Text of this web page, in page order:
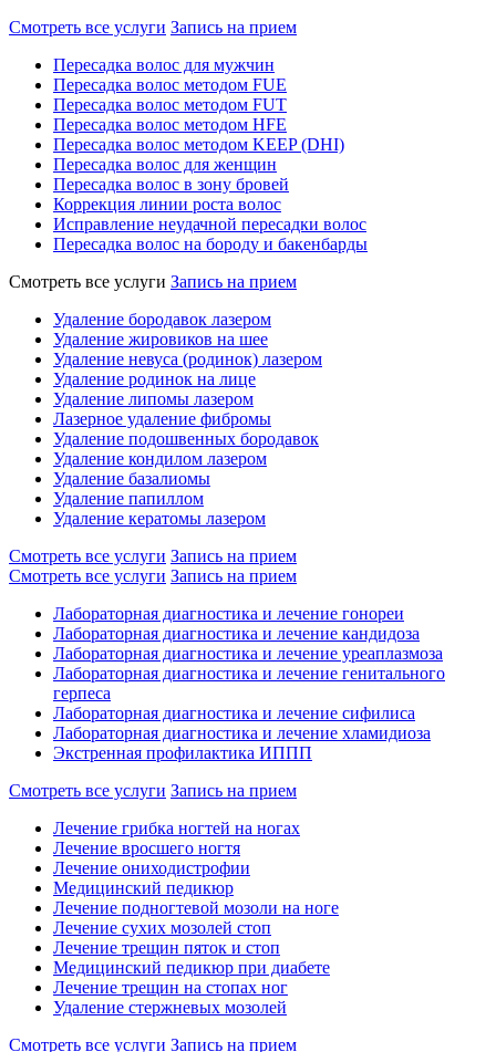
Смотреть все услуги Запись на прием
Пересадка волос для мужчин
Пересадка волос методом FUE
Пересадка волос методом FUT
Пересадка волос методом HFE
Пересадка волос методом KEEP (DHI)
Пересадка волос для женщин
Пересадка волос в зону бровей
Коррекция линии роста волос
Исправление неудачной пересадки волос
Пересадка волос на бороду и бакенбарды
Смотреть все услуги Запись на прием
Удаление бородавок лазером
Удаление жировиков на шее
Удаление невуса (родинок) лазером
Удаление родинок на лице
Удаление липомы лазером
Лазерное удаление фибромы
Удаление подошвенных бородавок
Удаление кондилом лазером
Удаление базалиомы
Удаление папиллом
Удаление кератомы лазером
Смотреть все услуги Запись на прием
Смотреть все услуги Запись на прием
Лабораторная диагностика и лечение гонореи
Лабораторная диагностика и лечение кандидоза
Лабораторная диагностика и лечение уреаплазмоза
Лабораторная диагностика и лечение генитального
герпеса
Лабораторная диагностика и лечение сифилиса
Лабораторная диагностика и лечение хламидиоза
Экстренная профилактика ИППП
Смотреть все услуги Запись на прием
Лечение грибка ногтей на ногах
Лечение вросшего ногтя
Лечение ониходистрофии
Медицинский педикюр
Лечение подногтевой мозоли на ноге
Лечение сухих мозолей стоп
Лечение трещин пяток и стоп
Медицинский педикюр при диабете
Лечение трещин на стопах ног
Удаление стержневых мозолей
Смотреть все услуги Запись на прием